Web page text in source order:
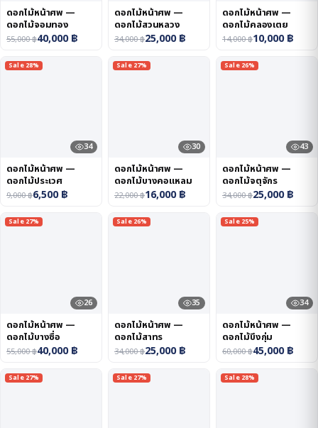
ดอกไม้หน้าศพ —
ดอกไม้จอมทอง
55,000฿40,000฿
ดอกไม้หน้าศพ —
ดอกไม้สวนหลวง
34,000฿25,000฿
ดอกไม้หน้าศพ —
ดอกไม้คลองเตย
14,000฿10,000฿
Sale 28%
34
ดอกไม้หน้าศพ —
ดอกไม้ประเวศ
9,000฿6,500฿
Sale 27%
30
ดอกไม้หน้าศพ —
ดอกไม้บางคอแหลม
22,000฿16,000฿
Sale 26%
43
ดอกไม้หน้าศพ —
ดอกไม้จตุจักร
34,000฿25,000฿
Sale 27%
26
ดอกไม้หน้าศพ —
ดอกไม้บางซื่อ
55,000฿40,000฿
Sale 26%
35
ดอกไม้หน้าศพ —
ดอกไม้สาทร
34,000฿25,000฿
Sale 25%
34
ดอกไม้หน้าศพ —
ดอกไม้บึงกุ่ม
60,000฿45,000฿
Sale 27% Sale 27% Sale 28%